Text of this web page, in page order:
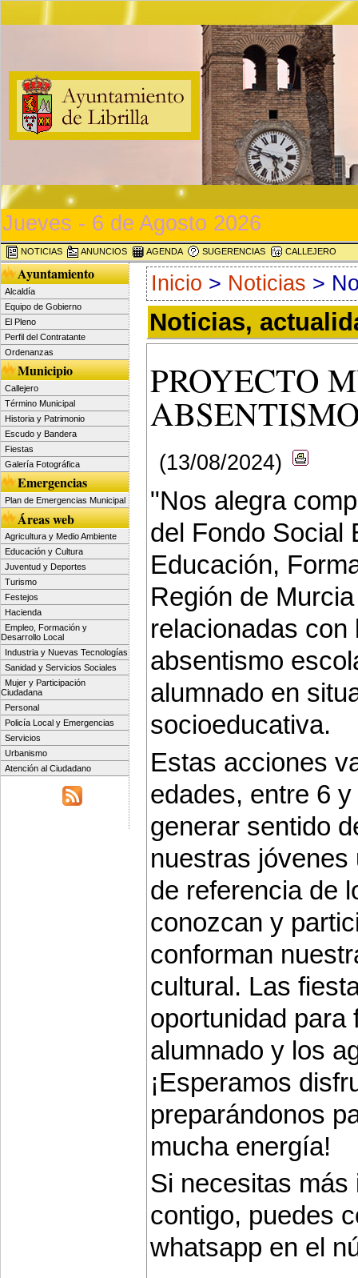
Jueves - 6 de Agosto 2026
NOTICIAS ANUNCIOS AGENDA SUGERENCIAS CALLEJERO
Ayuntamiento
Alcaldía
Equipo de Gobierno
El Pleno
Perfil del Contratante
Ordenanzas
Municipio
Callejero
Término Municipal
Historia y Patrimonio
Escudo y Bandera
Fiestas
Galería Fotográfica
Emergencias
Plan de Emergencias Municipal
Áreas web
Agricultura y Medio Ambiente
Educación y Cultura
Juventud y Deportes
Turismo
Festejos
Hacienda
Empleo, Formación y
Desarrollo Local
Industria y Nuevas Tecnologías
Sanidad y Servicios Sociales
Mujer y Participación
Ciudadana
Personal
Policía Local y Emergencias
Servicios
Urbanismo
Atención al Ciudadano
Inicio > Noticias >
Noticias,
PROYECTO
(13/08/2024)
"Nos alegra
del Fondo Social
Educación,
Región de
relacionadas
absentismo
alumnado en
socioeducativa.
Estas acciones
edades, entre 6
generar sentido
nuestras
de referencia de
conozcan y
conforman
cultural. Las
oportunidad para
alumnado y los
¡Esperamos
preparándonos
mucha energía!
Si necesitas más
contigo, puedes
whatsapp en el